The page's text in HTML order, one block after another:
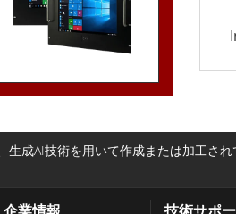
専門家
客様の
サービ
成AI技術を用いて作成または加工さ